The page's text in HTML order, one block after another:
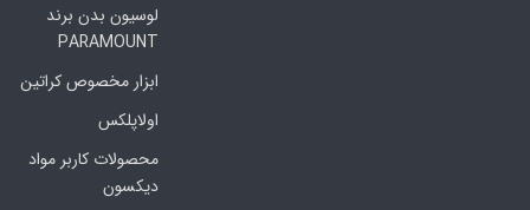
لوسیون بدن برند
PARAMOUNT
ابزار مخصوص کراتین
اولاپلکس
محصولات کاربر مواد
دیکسون